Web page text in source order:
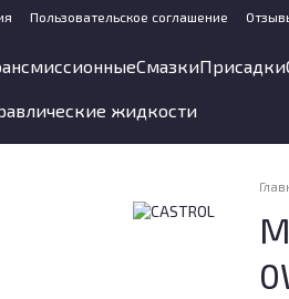
Пользовательское соглашение
СмазкиПрисадки
жидкости